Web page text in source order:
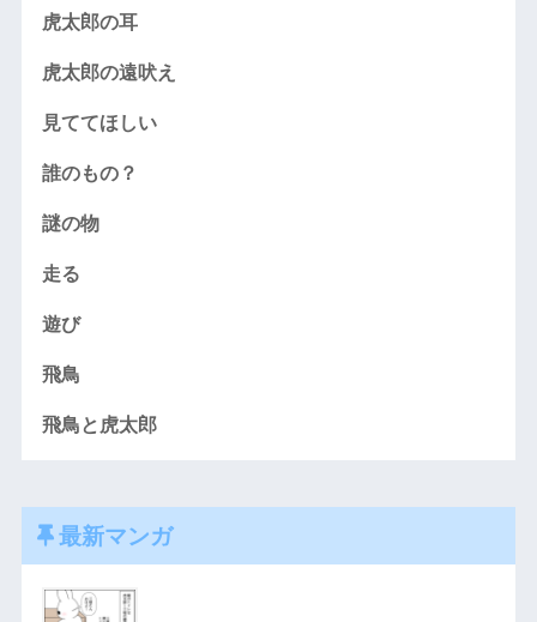
虎太郎の耳
虎太郎の遠吠え
見ててほしい
誰のもの？
謎の物
走る
遊び
飛鳥
飛鳥と虎太郎
最新マンガ